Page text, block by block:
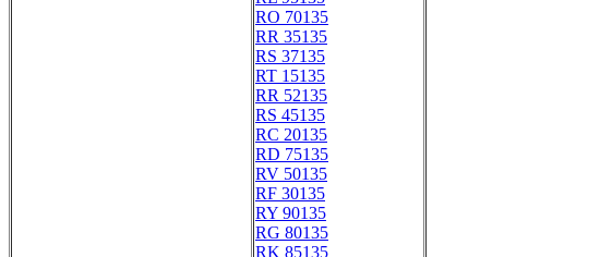
RO 70135
RR 35135
RS 37135
RT 15135
RR 52135
RS 45135
RC 20135
RD 75135
RV 50135
RF 30135
RY 90135
RG 80135
RK 85135